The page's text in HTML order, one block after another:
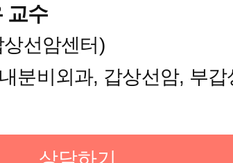
담
센터 카카오톡 상담
교수
상선암센터)
분비외과, 갑상선암, 부갑
상담하기